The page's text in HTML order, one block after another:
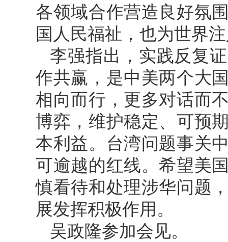
各领域合作营造良好氛
国人民福祉，也为世界
李强指出，实践反复
作共赢，是中美两个大
相向而行，更多对话而
博弈，维护稳定、可预
本利益。台湾问题事关
可逾越的红线。希望美
慎看待和处理涉华问题
展发挥积极作用。
吴政隆参加会见。